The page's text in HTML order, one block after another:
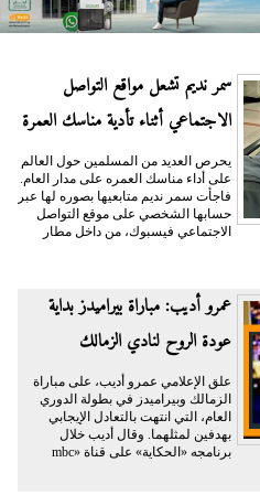
سمر نديم تشعل مواقع التواصل
الاجتماعي أثناء تأدية مناسك العمرة
يحرص العديد من المسلمين حول العالم
على أداء مناسك العمره على مدار العام.
فاجأت سمر نديم متابعيها بصوره لها عبر
حسابها الشخصي على موقع التواصل
الاجتماعي فيسبوك، من داخل مطار
عمرو أديب: مباراة بيراميدز بداية
عودة الروح لنادي الزمالك
علق الإعلامي عمرو أديب، على مباراة
الزمالك وبيراميدز في بطولة الدوري
العام، التي انتهت بالتعادل الإيجابي
بهدفين لمثلهما. وقال أديب خلال
برنامجه «الحكاية» على قناة «mbc